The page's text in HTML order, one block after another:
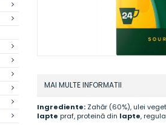
MAI MULTE INFORMATII
Ingrediente: Zahăr (60%), ulei
lapte praf, proteină din lapte,